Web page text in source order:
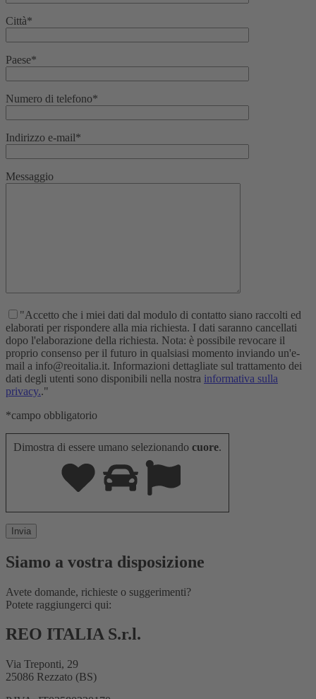
Città*
Paese*
Numero di telefono*
Indirizzo e-mail*
Messaggio
"Accetto che i miei dati dal modulo di contatto siano raccolti ed
elaborati per rispondere alla mia richiesta. I dati saranno cancellati
dopo l'elaborazione della richiesta. Nota: è possibile revocare il
proprio consenso per il futuro in qualsiasi momento inviando un'e-
mail a info@reoitalia.it. Informazioni dettagliate sul trattamento dei
dati degli utenti sono disponibili nella nostra informativa sulla
privacy.."
*campo obbligatorio
Dimostra di essere umano selezionando cuore.
Siamo a vostra disposizione
Avete domande, richieste o suggerimenti?
Potete raggiungerci qui:
REO ITALIA S.r.l.
Via Treponti, 29
25086 Rezzato (BS)